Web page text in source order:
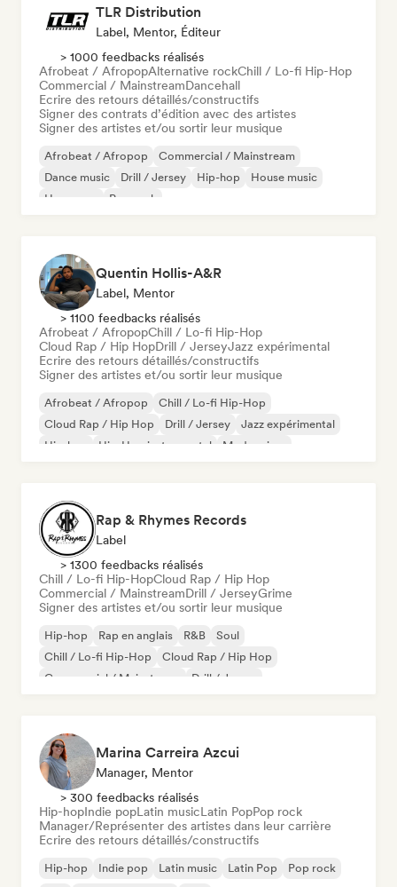
TLR Distribution
Label, Mentor, Éditeur
> 1000 feedbacks réalisés
Afrobeat / AfropopAlternative rockChill / Lo-fi Hip-Hop
Commercial / MainstreamDancehall
Ecrire des retours détaillés/constructifs
Signer des contrats d’édition avec des artistes
Signer des artistes et/ou sortir leur musique
Afrobeat / Afropop
Commercial / Mainstream
Dance music
Drill / Jersey Hip-hop
House music
Hyperpop
Pop rock
Quentin Hollis-A&R
Label, Mentor
> 1100 feedbacks réalisés
Afrobeat / AfropopChill / Lo-fi Hip-Hop
Cloud Rap / Hip HopDrill / JerseyJazz expérimental
Ecrire des retours détaillés/constructifs
Signer des artistes et/ou sortir leur musique
Afrobeat / Afropop
Chill / Lo-fi Hip-Hop
Cloud Rap / Hip Hop
Drill / Jersey
Jazz expérimental
Hip-hop
Hip-Hop instrumental Modern jazz
Rap & Rhymes Records
Label
> 1300 feedbacks réalisés
Chill / Lo-fi Hip-HopCloud Rap / Hip Hop
Commercial / MainstreamDrill / JerseyGrime
Signer des artistes et/ou sortir leur musique
Hip-hop Rap en anglais R&B
Soul
Chill / Lo-fi Hip-Hop
Cloud Rap / Hip Hop
Commercial / Mainstream
Drill / Jersey
Marina Carreira Azcui
Manager, Mentor
> 300 feedbacks réalisés
Hip-hopIndie popLatin musicLatin PopPop rock
Manager/Représenter des artistes dans leur carrière
Ecrire des retours détaillés/constructifs
Hip-hop Indie pop Latin music Latin Pop Pop rock